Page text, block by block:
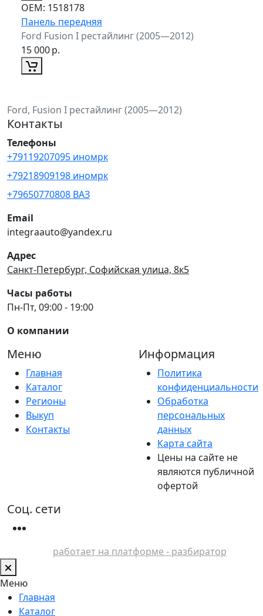
ОЕМ: 1518178
Панель передняя
Ford Fusion I рестайлинг (2005—2012)
15 000р.
Ford, Fusion I рестайлинг (2005—2012)
Контакты
Телефоны
+79119207095 иномрк
+79218909198 иномрк
+79650770808 ВАЗ
Email
integraauto@yandex.ru
Адрес
Санкт-Петербург, Софийская улица, 8к5
Часы работы
Пн-Пт, 09:00 - 19:00
О компании
Меню
Главная
Каталог
Регионы
Выкуп
Контакты
Информация
Политика
конфиденциальности
Обработка
персональных
данных
Карта сайта
Цены на сайте не
являются публичной
офертой
Соц. сети
работает на платформе - разбиратор
Меню
Главная
Каталог